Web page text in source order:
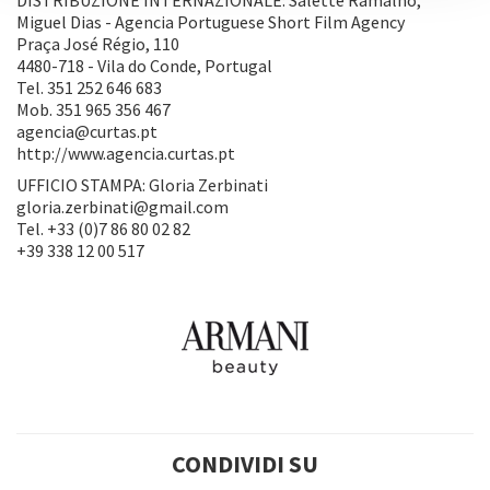
Miguel Dias - Agencia Portuguese Short Film Agency
Praça José Régio, 110
4480-718 - Vila do Conde, Portugal
Tel. 351 252 646 683
Mob. 351 965 356 467
agencia@curtas.pt
http://www.agencia.curtas.pt
UFFICIO STAMPA: Gloria Zerbinati
gloria.zerbinati@gmail.com
Tel. +33 (0)7 86 80 02 82
+39 338 12 00 517
CONDIVIDI SU